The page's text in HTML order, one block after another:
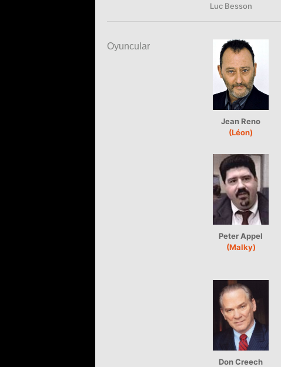
Luc Besson
Oyuncular
Jean Reno
(Léon)
Peter Appel
(Malky)
Don Creech